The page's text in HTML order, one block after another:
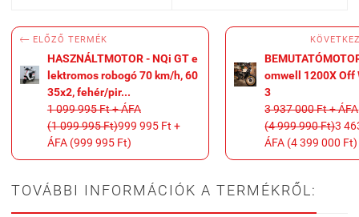
 ELŐZŐ TERMÉK
HASZNÁLTMOTOR - NQi GT e
lektromos robogó 70 km/h, 60
35x2, fehér/pir...
1 099 995 Ft + ÁFA
(1 099 995 Ft)999 995 Ft +
ÁFA (999 995 Ft)
omwell 1200X Off
3
3 937 000 Ft + ÁFA
(4 999 990 Ft)3
ÁFA (4 399 000 Ft)
TOVÁBBI INFORMÁCIÓK A TERMÉKRŐL: